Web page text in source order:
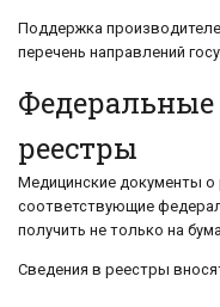
Поддержка
перечень направлений
реестры
Медицинские документы
соответствующие
получить не только на
Сведения в реестры